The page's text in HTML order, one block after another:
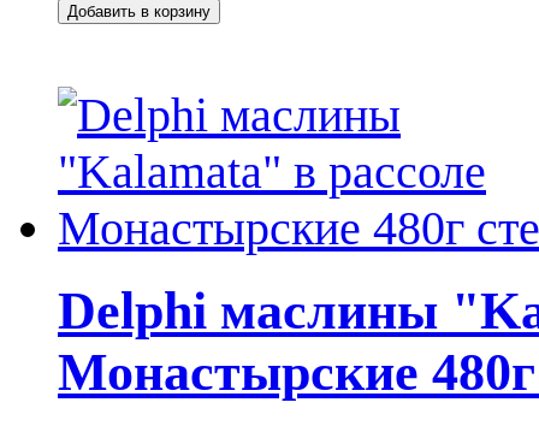
Добавить в корзину
Delphi маслины
Монастырские